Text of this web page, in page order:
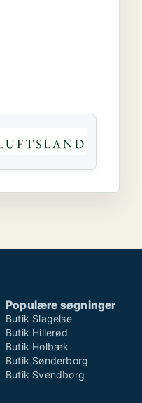
Populære søgninger
Butik Slagelse
Butik Hillerød
Butik Holbæk
Butik Sønderborg
Butik Svendborg